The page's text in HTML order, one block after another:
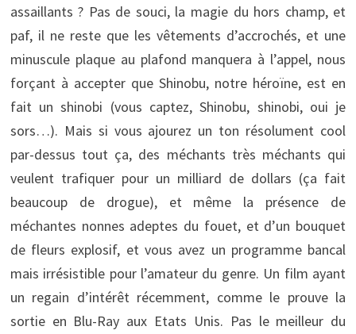
assaillants ? Pas de souci, la magie du hors champ, et
paf, il ne reste que les vêtements d’accrochés, et une
minuscule plaque au plafond manquera à l’appel, nous
forçant à accepter que Shinobu, notre héroïne, est en
fait un shinobi (vous captez, Shinobu, shinobi, oui je
sors…). Mais si vous ajourez un ton résolument cool
par-dessus tout ça, des méchants très méchants qui
veulent trafiquer pour un milliard de dollars (ça fait
beaucoup de drogue), et même la présence de
méchantes nonnes adeptes du fouet, et d’un bouquet
de fleurs explosif, et vous avez un programme bancal
mais irrésistible pour l’amateur du genre. Un film ayant
un regain d’intérêt récemment, comme le prouve la
sortie en Blu-Ray aux Etats Unis. Pas le meilleur du